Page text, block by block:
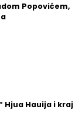
Popovićem,
Hjua Hauija i kraj